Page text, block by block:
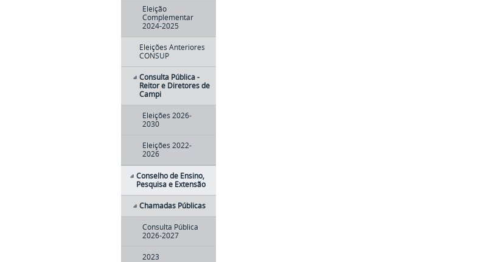
Eleição
Complementar
2024-2025
Eleições Anteriores
CONSUP
Consulta Pública -
Reitor e Diretores de
Campi
Eleições 2026-
2030
Eleições 2022-
2026
Conselho de Ensino,
Pesquisa e Extensão
Chamadas Públicas
Consulta Pública
2026-2027
2023